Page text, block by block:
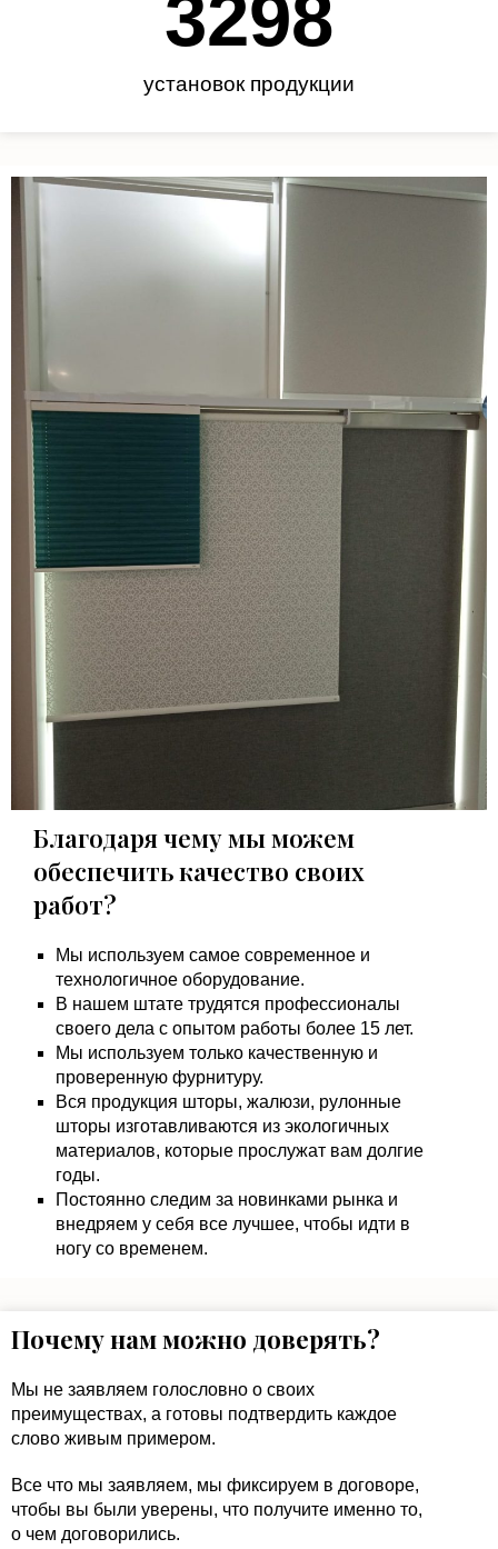
установок продукции
3450
Благодаря чему мы можем
обеспечить качество своих
работ?
Мы используем самое современное и
технологичное оборудование.
В нашем штате трудятся профессионалы
своего дела с опытом работы более 15 лет.
Мы используем только качественную и
проверенную фурнитуру.
Вся продукция шторы, жалюзи, рулонные
шторы изготавливаются из экологичных
материалов, которые прослужат вам долгие
годы.
Постоянно следим за новинками рынка и
внедряем у себя все лучшее, чтобы идти в
ногу со временем.
Почему нам можно доверять?
Мы не заявляем голословно о своих
преимуществах, а готовы подтвердить каждое
слово живым примером.
Все что мы заявляем, мы фиксируем в договоре,
чтобы вы были уверены, что получите именно то,
о чем договорились.